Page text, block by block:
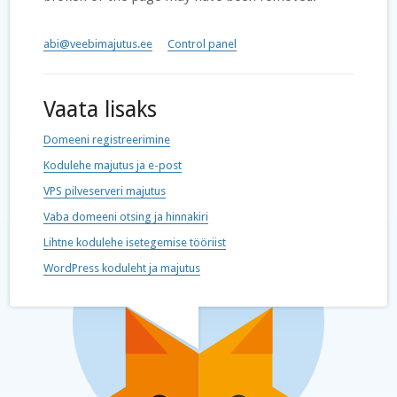
abi@veebimajutus.ee Control panel
Vaata lisaks
Domeeni registreerimine
Kodulehe majutus ja e-post
VPS pilveserveri majutus
Vaba domeeni otsing ja hinnakiri
Lihtne kodulehe isetegemise tööriist
WordPress koduleht ja majutus